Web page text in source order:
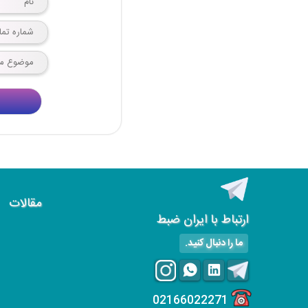
ارتباط با ایران ضبط
ما را دنبال کنید.
02166022271
مقالات